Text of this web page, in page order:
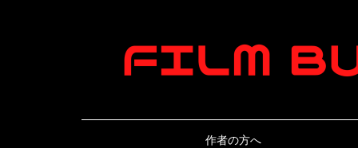
作者の方へ